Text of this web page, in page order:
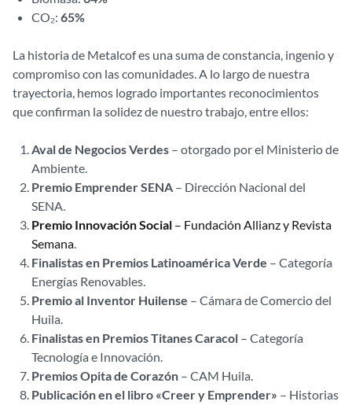
CO₂: 65%
La historia de Metalcof es una suma de constancia, ingenio y
compromiso con las comunidades. A lo largo de nuestra
trayectoria, hemos logrado importantes reconocimientos
que confirman la solidez de nuestro trabajo, entre ellos:
Aval de Negocios Verdes – otorgado por el Ministerio de
Ambiente.
Premio Emprender SENA – Dirección Nacional del
SENA.
Premio Innovación Social – Fundación Allianz y Revista
Semana.
Finalistas en Premios Latinoamérica Verde – Categoría
Energías Renovables.
Premio al Inventor Huilense – Cámara de Comercio del
Huila.
Finalistas en Premios Titanes Caracol – Categoría
Tecnología e Innovación.
Premios Opita de Corazón – CAM Huila.
Publicación en el libro «Creer y Emprender» – Historias